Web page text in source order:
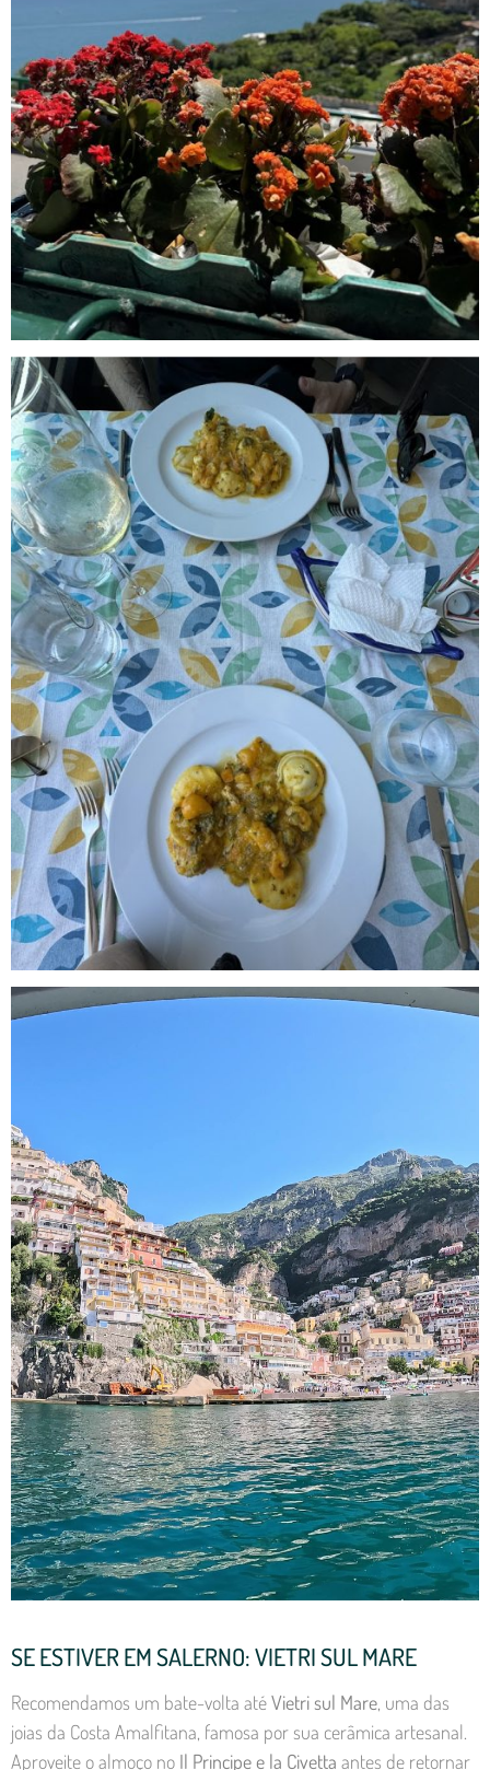
SE ESTIVER EM SALERNO: VIETRI SUL MARE
Recomendamos um bate-volta atéVietri sul Mare, uma das
joias da Costa Amalfitana, famosa por sua cerâmica artesanal.
Aproveite o almoço no Il Principe e la Civetta antes de retornar